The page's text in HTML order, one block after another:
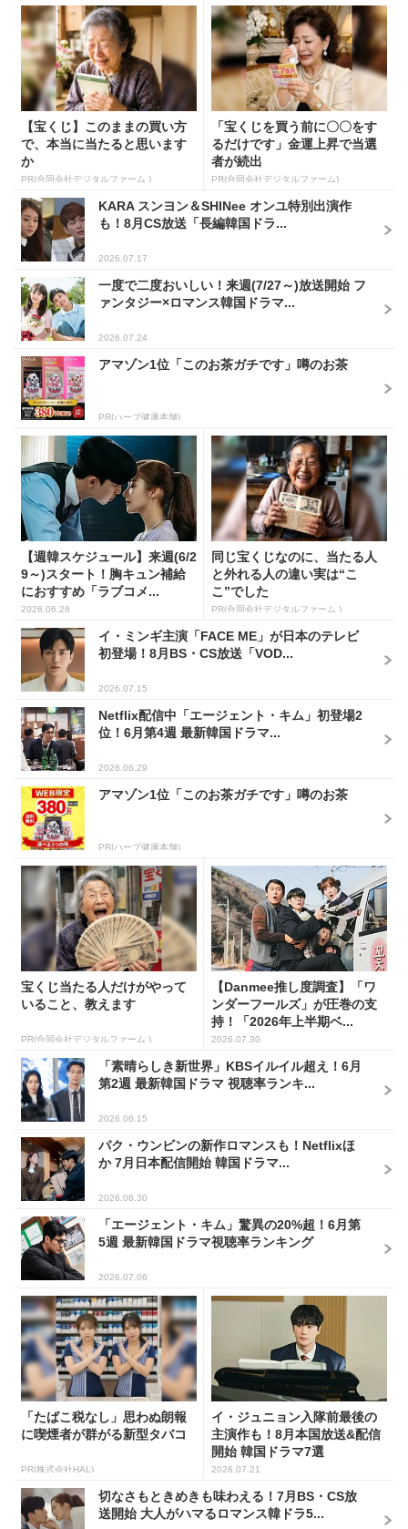
【宝くじ】このままの買い方
で、本当に当たると思います
か
PR(合同会社デジタルファーム )
「宝くじを買う前に〇〇をす
るだけです」金運上昇で当選
者が続出
PR(合同会社デジタルファーム)
KARA スンヨン＆SHINee オンユ特別出演作
も！8月CS放送「長編韓国ドラ...
2026.07.17
一度で二度おいしい！来週(7/27～)放送開始 フ
ァンタジー×ロマンス韓国ドラマ...
2026.07.24
アマゾン1位「このお茶ガチです」噂のお茶
PR(ハーブ健康本舗)
【週韓スケジュール】来週(6/2
9～)スタート！胸キュン補給
におすすめ「ラブコメ...
2026.06.26
同じ宝くじなのに、当たる人
と外れる人の違い実は“こ
こ”でした
PR(合同会社デジタルファーム )
イ・ミンギ主演「FACE ME」が日本のテレビ
初登場！8月BS・CS放送「VOD...
2026.07.15
Netflix配信中「エージェント・キム」初登場2
位！6月第4週 最新韓国ドラマ...
2026.06.29
アマゾン1位「このお茶ガチです」噂のお茶
PR(ハーブ健康本舗)
宝くじ当たる人だけがやって
いること、教えます
PR(合同会社デジタルファーム )
【Danmee推し度調査】「ワ
ンダーフールズ」が圧巻の支
持！「2026年上半期ベ...
2026.07.30
「素晴らしき新世界」KBSイルイル超え！6月
第2週 最新韓国ドラマ 視聴率ランキ...
2026.06.15
パク・ウンビンの新作ロマンスも！Netflixほ
か 7月日本配信開始 韓国ドラマ...
2026.06.30
「エージェント・キム」驚異の20%超！6月第
5週 最新韓国ドラマ視聴率ランキング
2026.07.06
「たばこ税なし」思わぬ朗報
に喫煙者が群がる新型タバコ
PR(株式会社HAL)
イ・ジュニョン入隊前最後の
主演作も！8月本国放送&配信
開始 韓国ドラマ7選
2026.07.21
切なさもときめきも味わえる！7月BS・CS放
送開始 大人がハマるロマンス韓ドラ5...